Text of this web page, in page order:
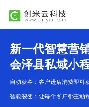
新一代智慧营
会泽县私域小
自动获客：客户进店消费即可
智能裂变：让每个客户都主动